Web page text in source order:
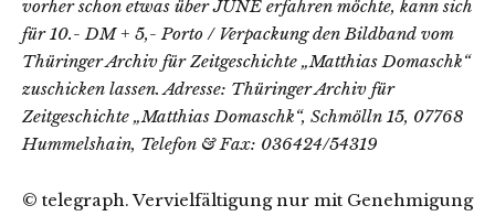
vorher schon etwas über JUNE erfahren möchte, kann sich
für 10.- DM + 5,- Porto / Verpackung den Bildband vom
Thüringer Archiv für Zeitgeschichte „Matthias Domaschk“
zuschicken lassen. Adresse: Thüringer Archiv für
Zeitgeschichte „Matthias Domaschk“, Schmölln 15, 07768
Hummelshain, Telefon & Fax: 036424/54319
© telegraph. Vervielfältigung nur mit Genehmigung